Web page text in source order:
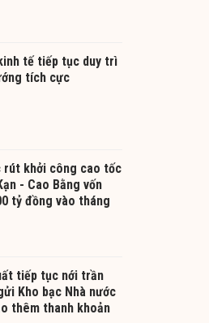
tế tiếp tục duy trì
tích cực
rút khởi công cao tốc
- Cao Bằng vốn
tỷ đồng vào tháng
tiếp tục nới trần
Kho bạc Nhà nước
thêm thanh khoản